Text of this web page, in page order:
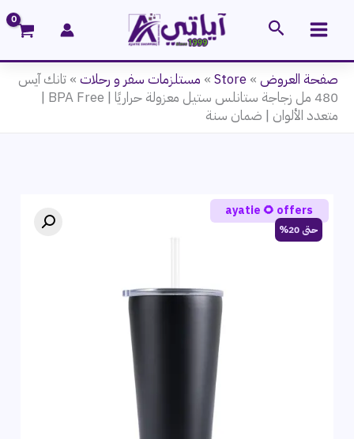
البحث
صفحة العروض »
Store
» مستلزمات سفر و رحلات » تانك آيس
480 مل زجاجة ستانلس ستيل معزولة حراريًا | BPA Free |
متعدد الألوان | ضمان سنة
ayatie 🌻 offers
حتى 20%